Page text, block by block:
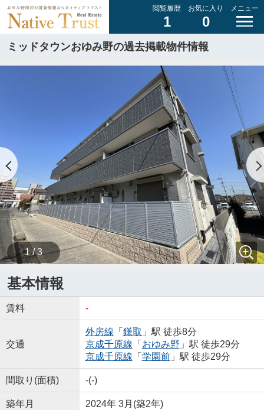
閲覧履歴
1
お気に入り
0
メニュー
ミッドタウンおゆみ野の過去掲載物件情報
1 / 3
基本情報
賃料 -
交通
外房線 「 鎌取 」駅 徒歩8分
京成千原線 「 おゆみ野 」駅 徒歩29分
京成千原線 「 学園前」駅 徒歩29分
間取り(面積) -(-)
築年月 2024年 3月(築2年)